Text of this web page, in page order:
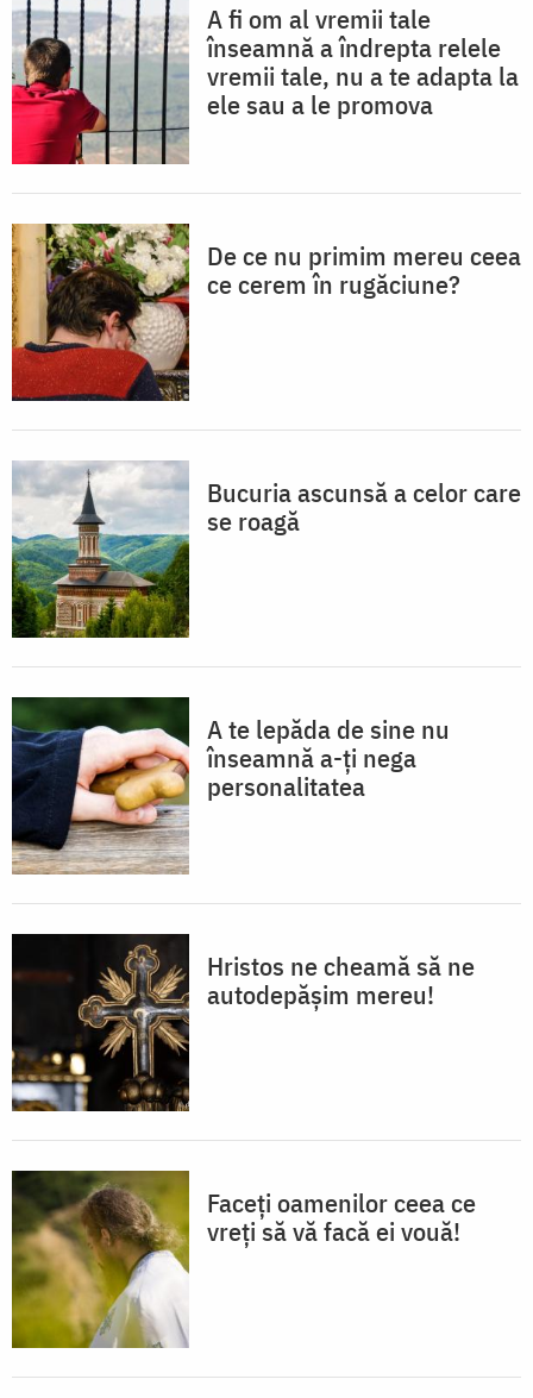
A fi om al vremii tale
înseamnă a îndrepta relele
vremii tale, nu a te adapta la
ele sau a le promova
De ce nu primim mereu ceea
ce cerem în rugăciune?
Bucuria ascunsă a celor care
se roagă
A te lepăda de sine nu
înseamnă a-ți nega
personalitatea
Hristos ne cheamă să ne
autodepășim mereu!
Faceți oamenilor ceea ce
vreți să vă facă ei vouă!